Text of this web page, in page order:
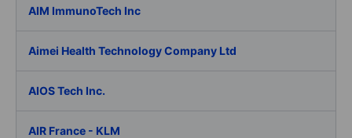
AIM ImmunoTech Inc
Aimei Health Technology Company Ltd
AIOS Tech Inc.
AIR France - KLM